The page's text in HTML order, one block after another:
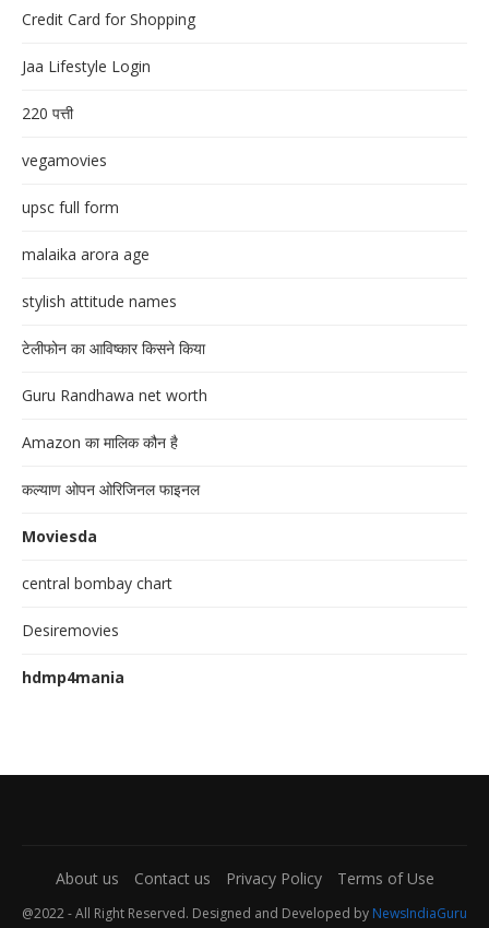
Credit Card for Shopping
Jaa Lifestyle Login
220 पत्ती
vegamovies
upsc full form
malaika arora age
stylish attitude names
टेलीफोन का आविष्कार किसने किया
Guru Randhawa net worth
Amazon का मालिक कौन है
कल्याण ओपन ओरिजिनल फाइनल
Moviesda
central bombay chart
Desiremovies
hdmp4mania
About us Contact us Privacy Policy Terms of Use
@2022 - All Right Reserved. Designed and Developed by NewsIndiaGuru